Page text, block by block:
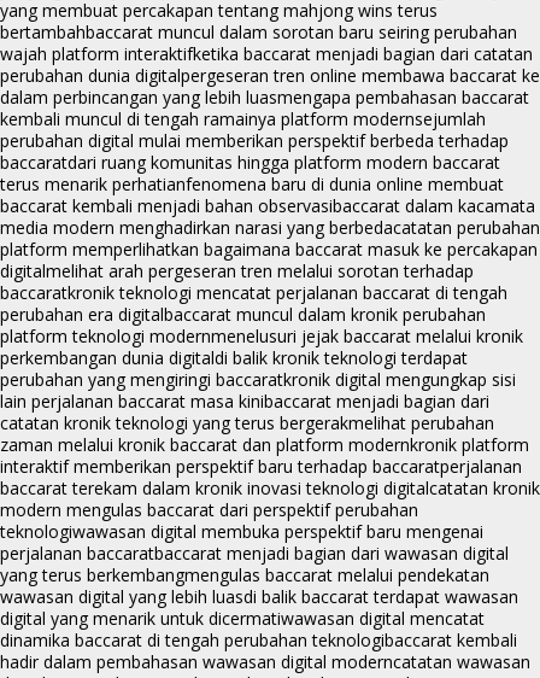
yang membuat percakapan tentang mahjong wins terus
bertambahbaccarat muncul dalam sorotan baru seiring perubahan
wajah platform interaktifketika baccarat menjadi bagian dari catatan
perubahan dunia digitalpergeseran tren online membawa baccarat ke
dalam perbincangan yang lebih luasmengapa pembahasan baccarat
kembali muncul di tengah ramainya platform modernsejumlah
perubahan digital mulai memberikan perspektif berbeda terhadap
baccaratdari ruang komunitas hingga platform modern baccarat
terus menarik perhatianfenomena baru di dunia online membuat
baccarat kembali menjadi bahan observasibaccarat dalam kacamata
media modern menghadirkan narasi yang berbedacatatan perubahan
platform memperlihatkan bagaimana baccarat masuk ke percakapan
digitalmelihat arah pergeseran tren melalui sorotan terhadap
baccaratkronik teknologi mencatat perjalanan baccarat di tengah
perubahan era digitalbaccarat muncul dalam kronik perubahan
platform teknologi modernmenelusuri jejak baccarat melalui kronik
perkembangan dunia digitaldi balik kronik teknologi terdapat
perubahan yang mengiringi baccaratkronik digital mengungkap sisi
lain perjalanan baccarat masa kinibaccarat menjadi bagian dari
catatan kronik teknologi yang terus bergerakmelihat perubahan
zaman melalui kronik baccarat dan platform modernkronik platform
interaktif memberikan perspektif baru terhadap baccaratperjalanan
baccarat terekam dalam kronik inovasi teknologi digitalcatatan kronik
modern mengulas baccarat dari perspektif perubahan
teknologiwawasan digital membuka perspektif baru mengenai
perjalanan baccaratbaccarat menjadi bagian dari wawasan digital
yang terus berkembangmengulas baccarat melalui pendekatan
wawasan digital yang lebih luasdi balik baccarat terdapat wawasan
digital yang menarik untuk dicermatiwawasan digital mencatat
dinamika baccarat di tengah perubahan teknologibaccarat kembali
hadir dalam pembahasan wawasan digital moderncatatan wawasan